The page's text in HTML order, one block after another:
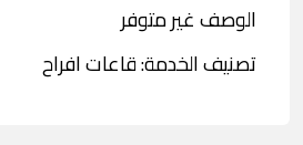
الوصف غير متوفر
تصنيف الخدمة: قاعات افراح